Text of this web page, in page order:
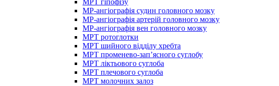
МРТ гіпофізу
МР-ангіографія судин головного мозку
МР-ангіографія артерій головного мозку
МР-ангіографія вен головного мозку
МРТ ротоглотки
МРТ шийного відділу хребта
МРТ променево-зап’ясного суглобу
МРТ ліктьового суглоба
МРТ плечового суглоба
МРТ молочних залоз